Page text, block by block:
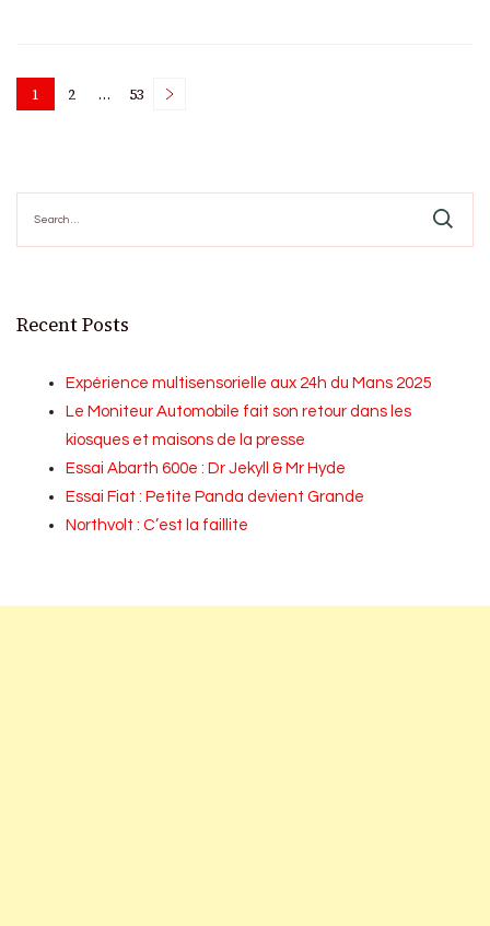
Posts
Page
1 Page
2 … Page
53
for:
Recent Posts
Expérience multisensorielle aux 24h du Mans 2025
Le Moniteur Automobile fait son retour dans les
kiosques et maisons de la presse
Essai Abarth 600e : Dr Jekyll & Mr Hyde
Essai Fiat : Petite Panda devient Grande
Northvolt : C’est la faillite